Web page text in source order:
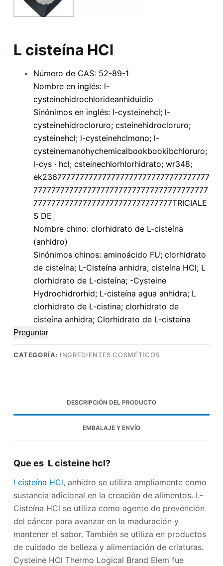
L cisteína HCl
Número de CAS: 52-89-1
Nombre en inglés: l-
cysteinehidrochlorideanhiduidio
Sinónimos en inglés: l-cysteinehcl; l-
cysteinehidrocloruro; csteinehidrocloruro;
cysteinehcl; l-cysteinehclmono; l-
cysteinemanohychemicalbookbookibchloruro;
l-cys · hcl; csteinechlorhlorhidrato; wr348;
ek2367777777777777777777777777777777777
777777777777777777777777777777777777777
7777777777777777777777777777777TRICIALE
S DE
Nombre chino: clorhidrato de L-cisteína
(anhidro)
Sinónimos chinos: aminoácido FU; clorhidrato
de cisteína; L-Cisteína anhidra; cisteína HCl; L
clorhidrato de L-cisteína; -Cysteine ​​
Hydrochidrorhid; L-cisteína agua anhidra; L
clorhidrato de L-cistina; clorhidrato de
cisteína anhidra; Clorhidrato de L-cisteína
Preguntar
CATEGORÍA: INGREDIENTES COSMÉTICOS
DESCRIPCIÓN DEL PRODUCTO
EMBALAJE Y ENVÍO
Que es L cisteine ​​hcl?
l cisteína HCl, anhidro se utiliza ampliamente como
sustancia adicional en la creación de alimentos. L-
Cisteína HCl se utiliza como agente de prevención
del cáncer para avanzar en la maduración y
mantener el sabor. También se utiliza en productos
de cuidado de belleza y alimentación de criaturas.
Cysteine ​​HCl Thermo Logical Brand Elem fue